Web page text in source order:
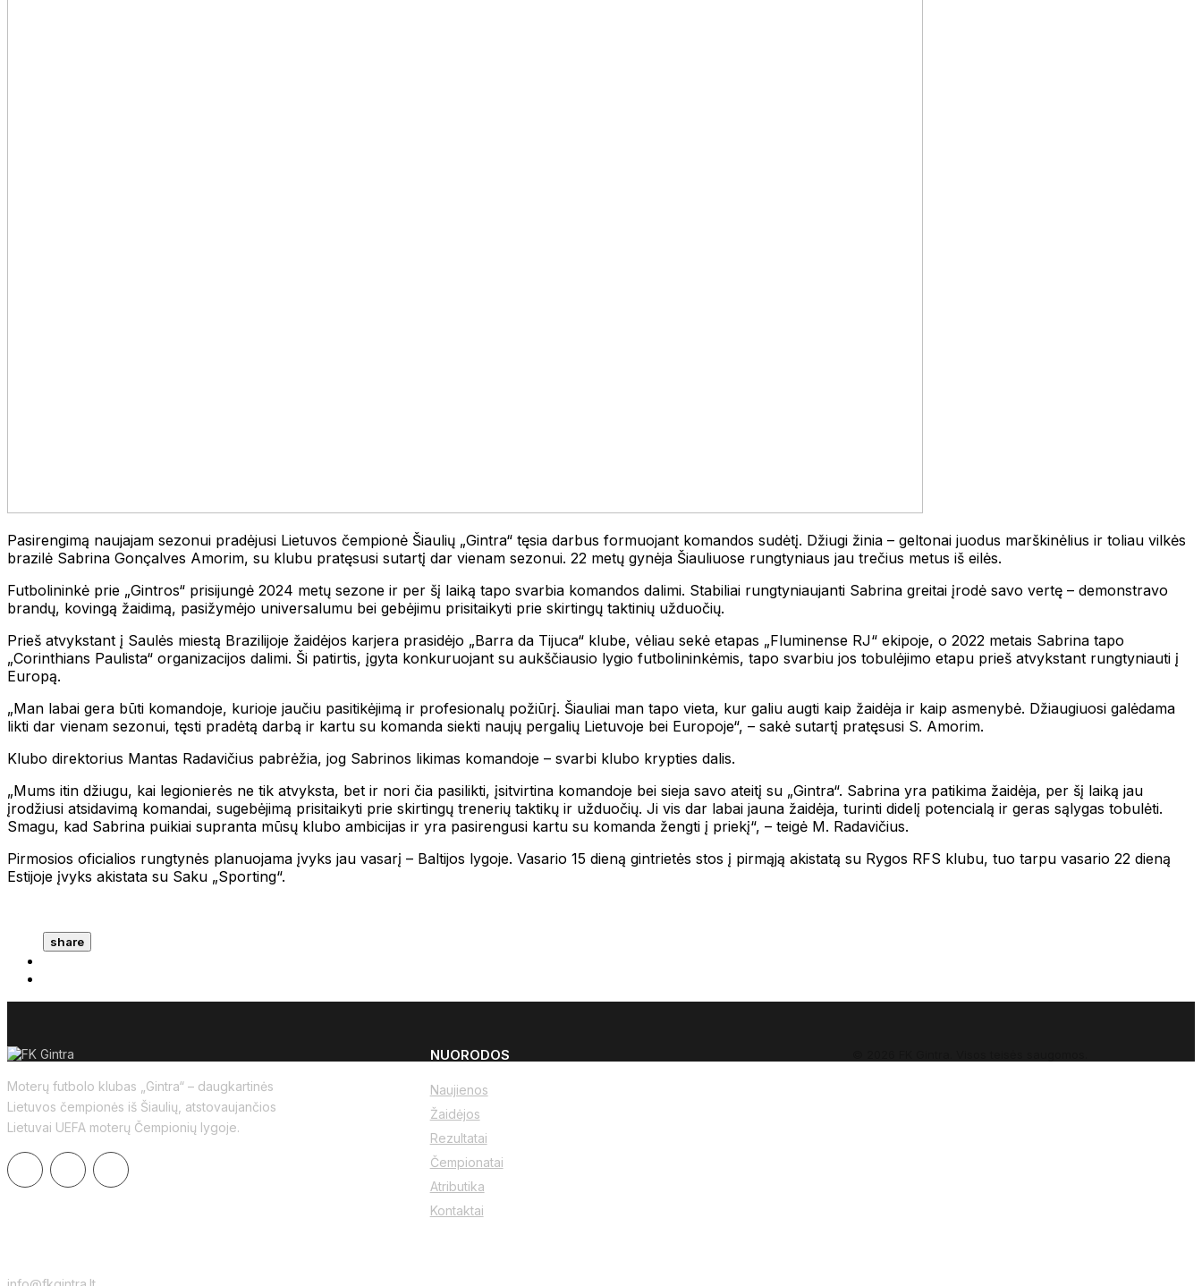
Pasirengimą naujajam sezonui pradėjusi Lietuvos čempionė Šiaulių „Gintra“ tęsia darbus formuojant komandos sudėtį. Džiugi žinia – geltonai juodus marškinėlius ir toliau vilkės
brazilė Sabrina Gonçalves Amorim, su klubu pratęsusi sutartį dar vienam sezonui. 22 metų gynėja Šiauliuose rungtyniaus jau trečius metus iš eilės.
Futbolininkė prie „Gintros“ prisijungė 2024 metų sezone ir per šį laiką tapo svarbia komandos dalimi. Stabiliai rungtyniaujanti Sabrina greitai įrodė savo vertę – demonstravo
brandų, kovingą žaidimą, pasižymėjo universalumu bei gebėjimu prisitaikyti prie skirtingų taktinių užduočių.
Prieš atvykstant į Saulės miestą Brazilijoje žaidėjos karjera prasidėjo „Barra da Tijuca“ klube, vėliau sekė etapas „Fluminense RJ“ ekipoje, o 2022 metais Sabrina tapo
„Corinthians Paulista“ organizacijos dalimi. Ši patirtis, įgyta konkuruojant su aukščiausio lygio futbolininkėmis, tapo svarbiu jos tobulėjimo etapu prieš atvykstant rungtyniauti į
Europą.
„Man labai gera būti komandoje, kurioje jaučiu pasitikėjimą ir profesionalų požiūrį. Šiauliai man tapo vieta, kur galiu augti kaip žaidėja ir kaip asmenybė. Džiaugiuosi galėdama
likti dar vienam sezonui, tęsti pradėtą darbą ir kartu su komanda siekti naujų pergalių Lietuvoje bei Europoje“, – sakė sutartį pratęsusi S. Amorim.
Klubo direktorius Mantas Radavičius pabrėžia, jog Sabrinos likimas komandoje – svarbi klubo krypties dalis.
„Mums itin džiugu, kai legionierės ne tik atvyksta, bet ir nori čia pasilikti, įsitvirtina komandoje bei sieja savo ateitį su „Gintra“. Sabrina yra patikima žaidėja, per šį laiką jau
įrodžiusi atsidavimą komandai, sugebėjimą prisitaikyti prie skirtingų trenerių taktikų ir užduočių. Ji vis dar labai jauna žaidėja, turinti didelį potencialą ir geras sąlygas tobulėti.
Smagu, kad Sabrina puikiai supranta mūsų klubo ambicijas ir yra pasirengusi kartu su komanda žengti į priekį“, – teigė M. Radavičius.
Pirmosios oficialios rungtynės planuojama įvyks jau vasarį – Baltijos lygoje. Vasario 15 dieną gintrietės stos į pirmąją akistatą su Rygos RFS klubu, tuo tarpu vasario 22 dieną
Estijoje įvyks akistata su Saku „Sporting“.
share
Moterų futbolo klubas „Gintra“ – daugkartinės
Lietuvos čempionės iš Šiaulių, atstovaujančios
Lietuvai UEFA moterų Čempionių lygoje.
NUORODOS
Naujienos
Žaidėjos
Rezultatai
Čempionatai
Atributika
Kontaktai